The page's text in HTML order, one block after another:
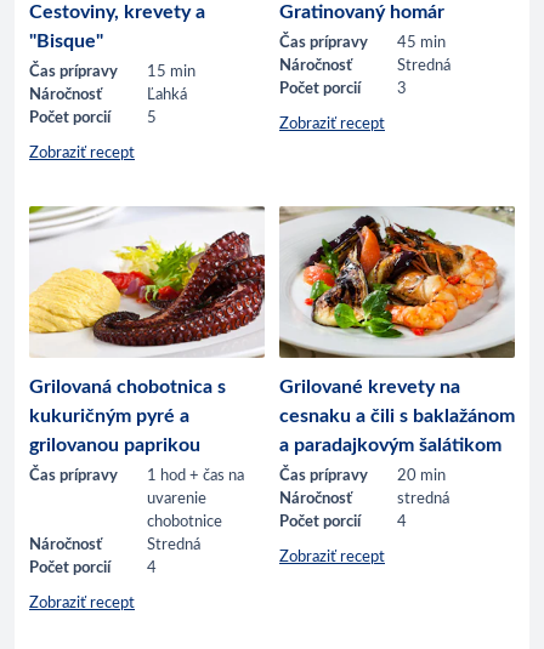
Cestoviny, krevety a
"Bisque"
Čas prípravy
15 min
Náročnosť
Ľahká
Počet porcií
5
Zobraziť recept
Gratinovaný homár
Čas prípravy
45 min
Náročnosť
Stredná
Počet porcií
3
Zobraziť recept
Grilovaná chobotnica s
kukuričným pyré a
grilovanou paprikou
Čas prípravy
1 hod + čas na
uvarenie
chobotnice
Náročnosť
Stredná
Počet porcií
4
Zobraziť recept
Grilované krevety na
cesnaku a čili s baklažánom
a paradajkovým šalátikom
Čas prípravy
20 min
Náročnosť
stredná
Počet porcií
4
Zobraziť recept